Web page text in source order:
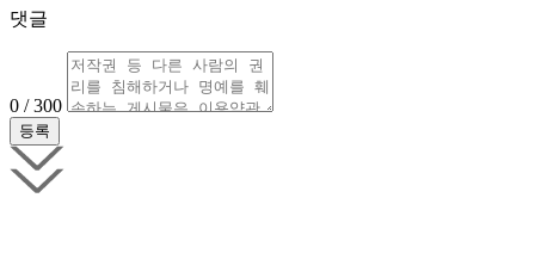
댓글
0 / 300